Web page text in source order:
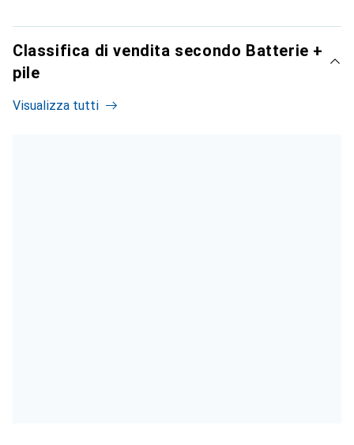
Classifica di vendita secondo Batterie +
pile
Visualizza tutti